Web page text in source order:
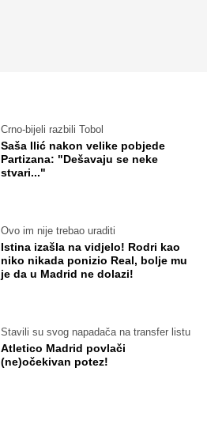
Crno-bijeli razbili Tobol
Saša Ilić nakon velike pobjede
Partizana: "Dešavaju se neke
stvari..."
Ovo im nije trebao uraditi
Istina izašla na vidjelo! Rodri kao
niko nikada ponizio Real, bolje mu
je da u Madrid ne dolazi!
Stavili su svog napadača na transfer listu
Atletico Madrid povlači
(ne)očekivan potez!